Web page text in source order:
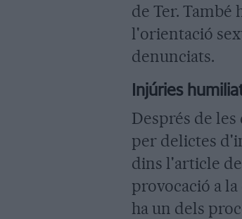
de Ter. També
l'orientació
denunciats.
Injúries
Després de
per delictes
dins l'article
provocació a
ha un dels